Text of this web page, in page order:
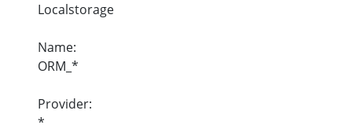
Localstorage
Name:
ORM_*
Provider:
*